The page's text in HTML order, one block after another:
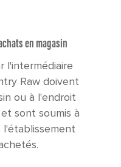
en magasin
l'intermédiaire
Raw doivent
ou à l'endroit
sont soumis à